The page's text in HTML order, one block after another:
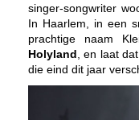
singer-songwriter
In Haarlem, in een
prachtige naam
Holyland , en laat
die eind dit jaar